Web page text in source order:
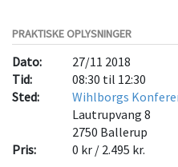
PRAKTISKE OPLYSNINGER
Dato:
27/11 2018
Tid:
08:30 til 12:30
Sted:
Wihlborgs
Lautrupvang 8
2750 Ballerup
Pris:
0 kr / 2.495 kr.